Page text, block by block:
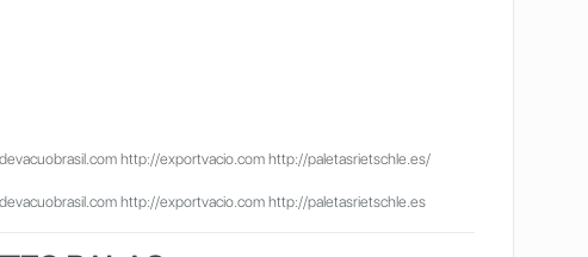
http://exportvacio.com http://paletasrietschle.es/
http://exportvacio.com http://paletasrietschle.es